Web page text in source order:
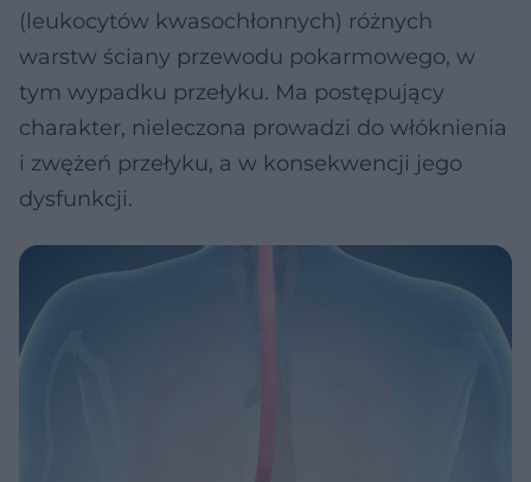
(leukocytów kwasochłonnych) różnych
warstw ściany przewodu pokarmowego, w
tym wypadku przełyku. Ma postępujący
charakter, nieleczona prowadzi do włóknienia
i zwężeń przełyku, a w konsekwencji jego
dysfunkcji.